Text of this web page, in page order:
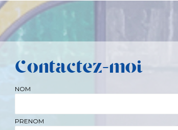
Contactez-moi
NOM
PRENOM